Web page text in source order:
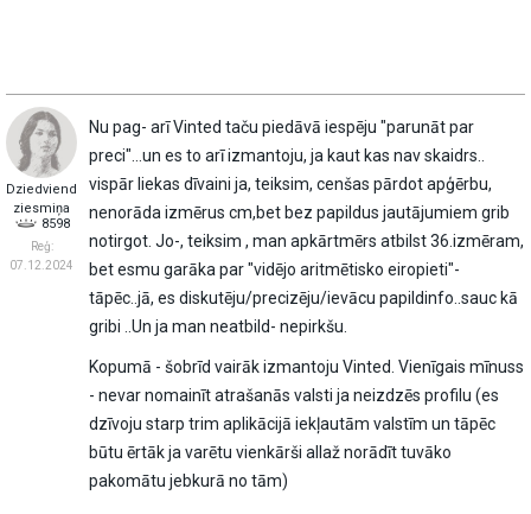
Dziedviend
ziesmiņa
8598
Reģ:
07.12.2024
Nu pag- arī Vinted taču piedāvā iespēju "parunāt par
preci"...un es to arī izmantoju, ja kaut kas nav skaidrs..
vispār liekas dīvaini ja, teiksim, cenšas pārdot apģērbu,
nenorāda izmērus cm,bet bez papildus jautājumiem grib
notirgot. Jo-, teiksim , man apkārtmērs atbilst 36.izmēram,
bet esmu garāka par "vidējo aritmētisko eiropieti"-
tāpēc..jā, es diskutēju/precizēju/ievācu papildinfo..sauc kā
gribi ..Un ja man neatbild- nepirkšu.
Kopumā - šobrīd vairāk izmantoju Vinted. Vienīgais mīnuss
- nevar nomainīt atrašanās valsti ja neizdzēs profilu (es
dzīvoju starp trim aplikācijā iekļautām valstīm un tāpēc
būtu ērtāk ja varētu vienkārši allaž norādīt tuvāko
pakomātu jebkurā no tām)